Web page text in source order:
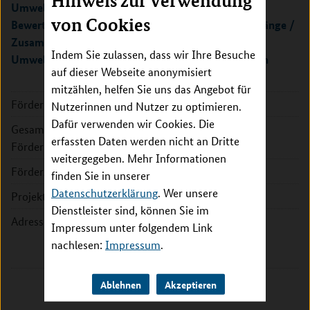
von Cookies
Indem Sie zulassen, dass wir Ihre Besuche
auf dieser Webseite anonymisiert
mitzählen, helfen Sie uns das Angebot für
Nutzerinnen und Nutzer zu optimieren.
Dafür verwenden wir Cookies. Die
erfassten Daten werden nicht an Dritte
weitergegeben. Mehr Informationen
finden Sie in unserer
Datenschutzerklärung. Wer unsere
Dienstleister sind, können Sie im
Impressum unter folgendem Link
nachlesen: Impressum.
Ablehnen Akzeptieren
Umweltbedingte Krankheitslasten: Analyse und
Bewertung sozialer und ökonomischer Zusammenhänge /
Zusammenhangsuntersuchungen zwischen
Umwelteinflüssen und gesundheitlichen Parametern
Förderkennzeichen:
01KX1406
Gesamte
Fördersumme:
1.217.131 EUR
Förderzeitraum:
2015 - 2022
Projektleitung:
Dr. Andreas Gies
Adresse:
Umweltbundesamt (UBA)
Wörlitzer Platz 1
06844 Dessau-Roßlau